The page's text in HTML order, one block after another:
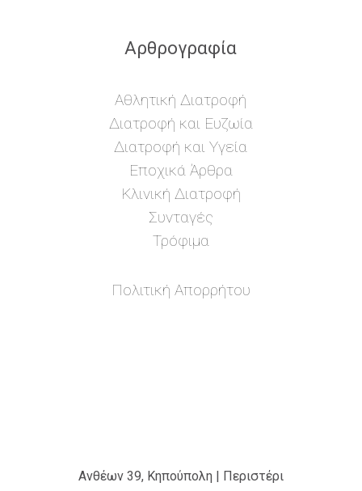
Αρθρογραφία
Αθλητική Διατροφή
Διατροφή και Ευζωία
Διατροφή και Υγεία
Εποχικά Άρθρα
Κλινική Διατροφή
Συνταγές
Τρόφιμα
Πολιτική Απορρήτου
Ανθέων 39, Κηπούπολη | Περιστέρι